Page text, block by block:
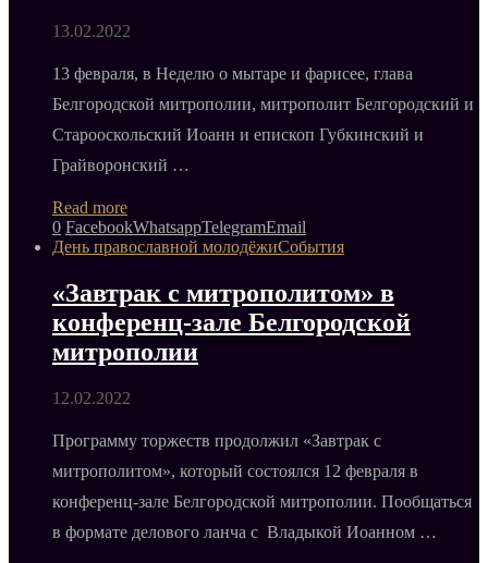
13.02.2022
13 февраля, в Неделю о мытаре и фарисее, глава
Белгородской митрополии, митрополит Белгородский и
Старооскольский Иоанн и епископ Губкинский и
Грайворонский …
Read more
0 FacebookWhatsappTelegramEmail
День православной молодёжиСобытия
«Завтрак с митрополитом» в
конференц-зале Белгородской
митрополии
12.02.2022
Программу торжеств продолжил «Завтрак с
митрополитом», который состоялся 12 февраля в
конференц-зале Белгородской митрополии. Пообщаться
в формате делового ланча с Владыкой Иоанном …